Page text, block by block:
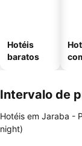
Hotéis
baratos
Intervalo de
Hotéis em Jaraba -
night)